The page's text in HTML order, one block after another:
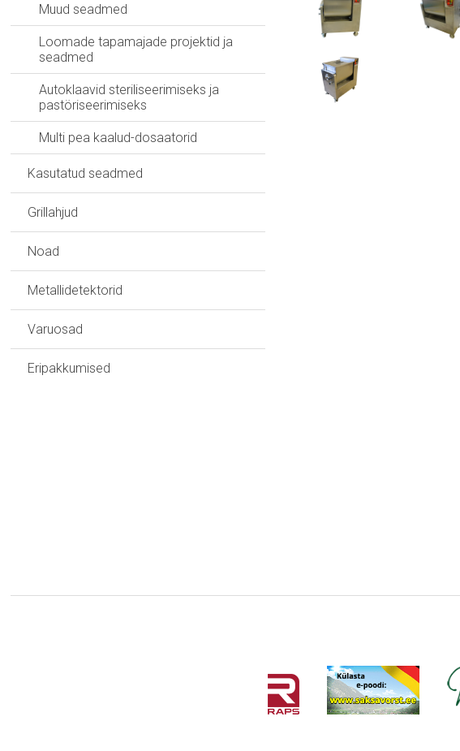
Muud seadmed
Loomade tapamajade projektid ja
seadmed
Autoklaavid steriliseerimiseks ja
pastöriseerimiseks
Multi pea kaalud-dosaatorid
Kasutatud seadmed
Grillahjud
Noad
Metallidetektorid
Varuosad
Eripakkumised